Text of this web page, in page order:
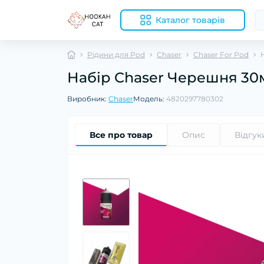
Каталог товарів
Рідини для Pod Chaser Chaser For Pod
Набір Chaser Черешня
Виробник: ChaserМодель: 4820297780302
Все про товар Опис